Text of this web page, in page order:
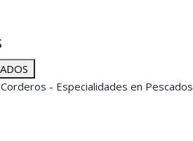
- Especialidades en Pescados